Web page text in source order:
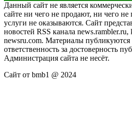
Данный сайт не является
сайте ни чего не продают, ни чего
услуги не оказываются. Сайт
новостей RSS канала news.rambler.ru,
newsru.com. Материалы публикуются
ответственность за достоверность
Администрация сайта не несёт.
Сайт от bmb1 @ 2024